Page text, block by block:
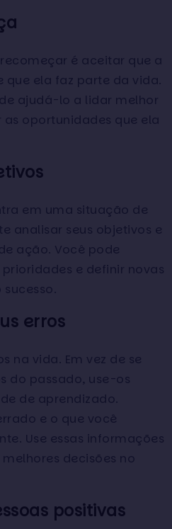
é aceitar que a
que ela faz parte da vida.
ajudá-lo a lidar melhor
oportunidades que ela
em uma situação de
analisar seus objetivos e
ação. Você pode
e definir novas
erros
na vida. Em vez de se
do passado, use-os
de aprendizado.
e o que você
Use essas informações
decisões no
positivas